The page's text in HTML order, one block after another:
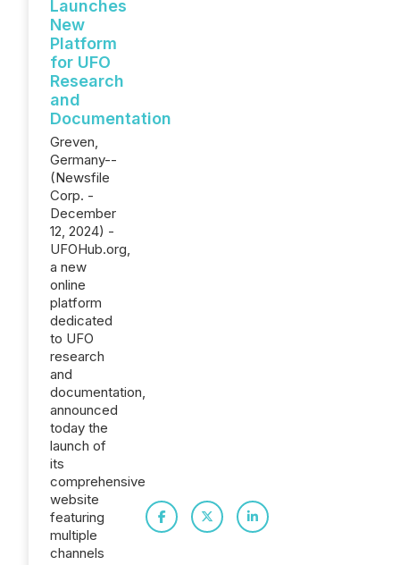
Launches
New
Platform
for UFO
Research
and
Documentation
Greven,
Germany--
(Newsfile
Corp. -
December
12, 2024) -
UFOHub.org,
a new
online
platform
dedicated
to UFO
research
and
documentation,
announced
today the
launch of
its
comprehensive
website
featuring
multiple
channels